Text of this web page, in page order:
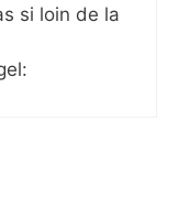
si loin de la